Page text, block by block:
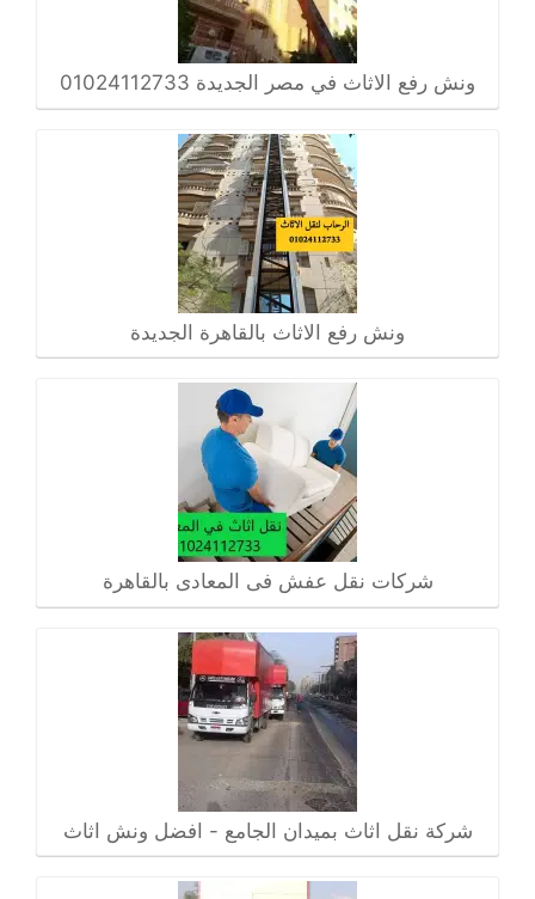
ونش رفع الاثاث في مصر الجديدة 01024112733
ونش رفع الاثاث بالقاهرة الجديدة
شركات نقل عفش فى المعادى بالقاهرة
شركة نقل اثاث بميدان الجامع - افضل ونش اثاث